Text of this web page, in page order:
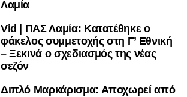
Λαμία
Vid | ΠΑΣ Λαμία: Κατατέθηκε ο
φάκελος συμμετοχής στη Γ’ Εθνική
– Ξεκινά ο σχεδιασμός της νέας
σεζόν
Διπλό Μαρκάρισμα: Αποχωρεί από